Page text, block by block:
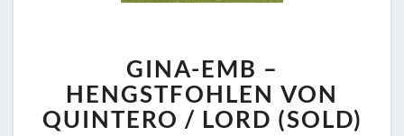
EMB
–
HENGSTFOHLEN
VON
GINA-EMB –
HENGSTFOHLEN VON
QUINTERO / LORD (SOLD)